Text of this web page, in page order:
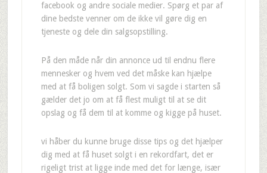
facebook og andre sociale medier. Spørg et par af
dine bedste venner om de ikke vil gøre dig en
tjeneste og dele din salgsopstilling.
På den måde når din annonce ud til endnu flere
mennesker og hvem ved det måske kan hjælpe
med at få boligen solgt. Som vi sagde i starten så
gælder det jo om at få flest muligt til at se dit
opslag og få dem til at komme og kigge på huset.
vi håber du kunne bruge disse tips og det hjælper
dig med at få huset solgt i en rekordfart, det er
rigeligt trist at ligge inde med det for længe, især